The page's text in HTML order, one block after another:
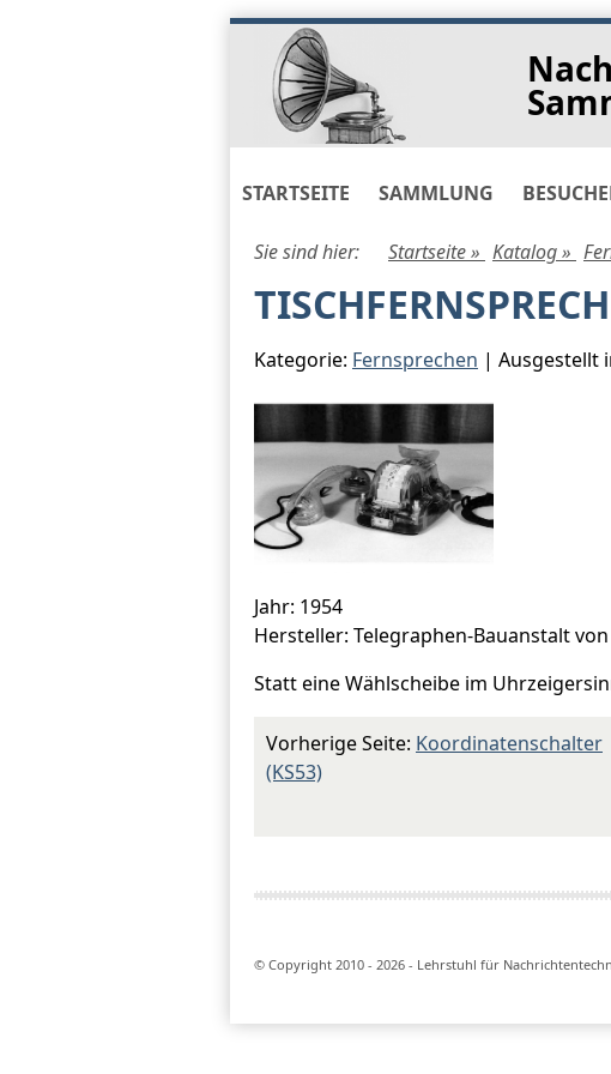
navigation
to
content
STARTSEITE SAMMLUNG
Sie sind hier: Startseite » Katalog »
Kategorie: Fernsprechen | Ausgestellt
Jahr: 1954
Hersteller: Telegraphen-Bauanstalt
Statt eine Wählscheibe im
Vorherige Seite: Koordinatenschalter
(KS53)
© Copyright 2010 - 2026 - Lehrstuhl für